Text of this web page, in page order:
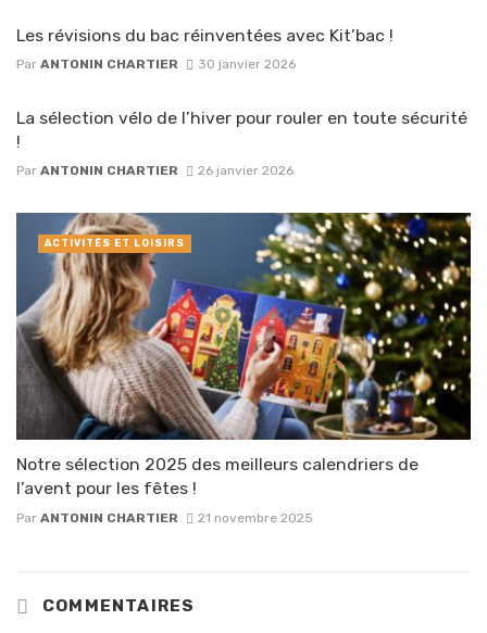
Les révisions du bac réinventées avec Kit’bac !
Par ANTONIN CHARTIER 30 janvier 2026
La sélection vélo de l’hiver pour rouler en toute sécurité
!
Par ANTONIN CHARTIER 26 janvier 2026
Notre sélection 2025 des meilleurs calendriers de
l’avent pour les fêtes !
Par ANTONIN CHARTIER 21 novembre 2025
ACTIVITÉS ET LOISIRS
COMMENTAIRES